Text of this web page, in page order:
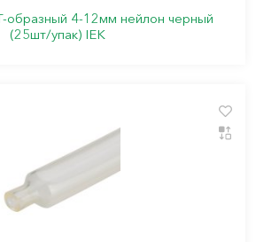
образный 4-12мм нейлон черный
(25шт/упак) IEK